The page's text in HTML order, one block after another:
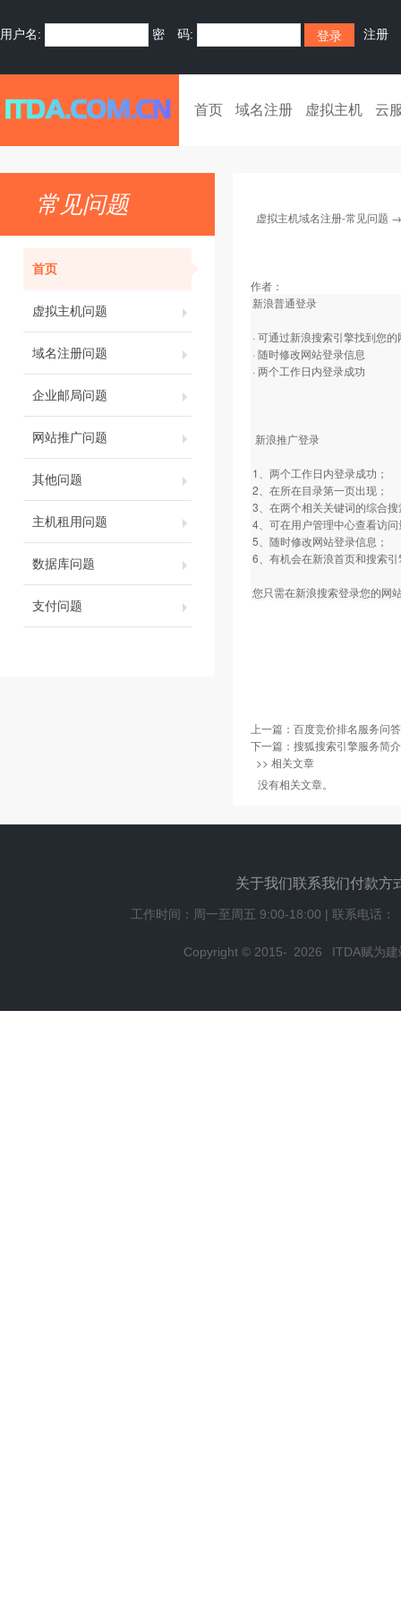
用户名: 密 码: 注册
首页 域名注册 虚拟主机 云
常见问题
首页
虚拟主机问题
域名注册问题
企业邮局问题
网站推广问题
其他问题
主机租用问题
数据库问题
支付问题
虚拟主机域名注册-常见问题
作者：
新浪普通登录
· 可通过新浪搜索引擎找到您
· 随时修改网站登录信息
· 两个工作日内登录成功
新浪推广登录
1、两个工作日内登录成功；
2、在所在目录第一页出现；
3、在两个相关关键词的综合
4、可在用户管理中心查看访
5、随时修改网站登录信息；
6、有机会在新浪首页和搜索
您只需在新浪搜索登录您的网
上一篇： 百度竞价排名服务问答
下一篇： 搜狐搜索引擎服务简介
>> 相关文章
没有相关文章。
关于我们联系我们付款方
工作时间：周一至周五 9:00-18:00 | 联系电话：
Copyright © 2015- 2026 ITDA赋为